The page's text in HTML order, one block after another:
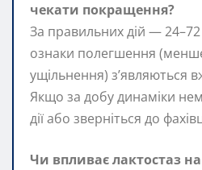
чекати покращення?
За правильних дій —
ознаки полегшення
ущільнення) з’являються
Якщо за добу динаміки
дії або зверніться до
Чи впливає лактoстаз